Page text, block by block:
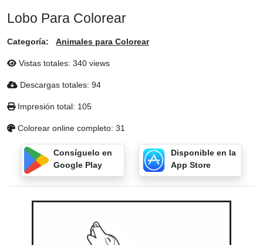
Lobo Para Colorear
Categoría: Animales para Colorear
Vistas totales: 340 views
Descargas totales: 94
Impresión total: 105
Colorear online completo: 31
Consíguelo en
Google Play
Disponible en la
App Store